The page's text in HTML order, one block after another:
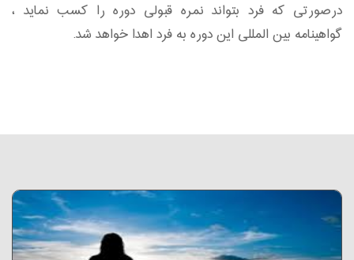
درصورتی که فرد بتواند نمره قبولی دوره را کسب نماید ،
گواهینامه بین المللی این دوره به فرد اهدا خواهد شد.